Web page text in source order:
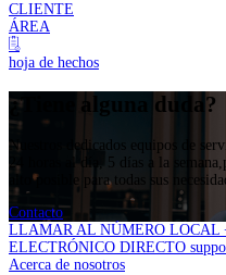
CLIENTE
ÁREA
hoja de hechos
¿Tiene alguna duda?
Nuestros dedicados equipos de
24 horas al día, 5 días a la
alto posible para todas sus
Contacto
LLAMAR AL NÚMERO LOCAL
ELECTRÓNICO DIRECTO
Acerca de nosotros